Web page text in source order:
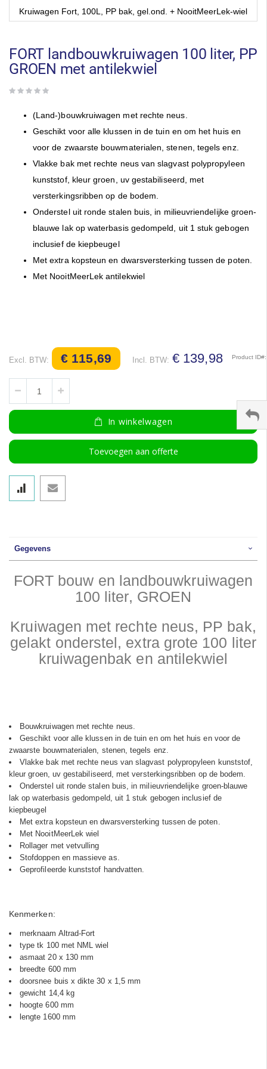
Kruiwagen Fort, 100L, PP bak, gel.ond. + NooitMeerLek-wiel
het
begin
van
afbeeldingen-
FORT landbouwkruiwagen 100 liter, PP
GROEN met antilekwiel
(Land-)bouwkruiwagen met rechte neus.
Geschikt voor alle klussen in de tuin en om het huis en
voor de zwaarste bouwmaterialen, stenen, tegels enz.
Vlakke bak met rechte neus van slagvast polypropyleen
kunststof, kleur groen, uv gestabiliseerd, met
versterkingsribben op de bodem.
Onderstel uit ronde stalen buis, in milieuvriendelijke groen-
blauwe lak op waterbasis gedompeld, uit 1 stuk gebogen
inclusief de kiepbeugel
Met extra kopsteun en dwarsversterking tussen de poten.
Met NooitMeerLek antilekwiel
€ 115,69 € 139,98 Product ID
In winkelwagen
Toevoegen aan offerte
Gegevens
FORT bouw en landbouwkruiwagen
100 liter, GROEN
Kruiwagen met rechte neus, PP bak,
gelakt onderstel, extra grote 100 liter
kruiwagenbak en antilekwiel
Bouwkruiwagen met rechte neus.
Geschikt voor alle klussen in de tuin en om het huis en voor de
zwaarste bouwmaterialen, stenen, tegels enz.
Vlakke bak met rechte neus van slagvast polypropyleen kunststof,
kleur groen, uv gestabiliseerd, met versterkingsribben op de bodem.
Onderstel uit ronde stalen buis, in milieuvriendelijke groen-blauwe
lak op waterbasis gedompeld, uit 1 stuk gebogen inclusief de
kiepbeugel
Met extra kopsteun en dwarsversterking tussen de poten.
Met NooitMeerLek wiel
Rollager met vetvulling
Stofdoppen en massieve as.
Geprofileerde kunststof handvatten.
Kenmerken:
merknaam Altrad-Fort
type tk 100 met NML wiel
asmaat 20 x 130 mm
breedte 600 mm
doorsnee buis x dikte 30 x 1,5 mm
gewicht 14,4 kg
hoogte 600 mm
lengte 1600 mm